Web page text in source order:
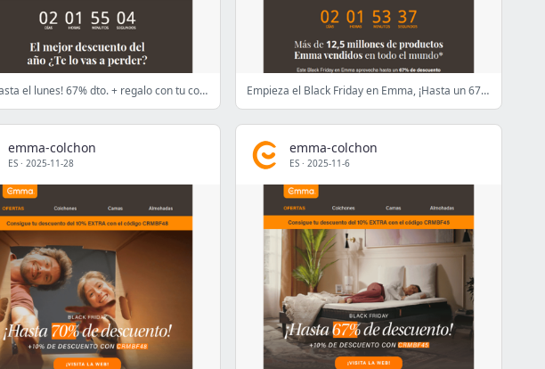
¡Solo hasta el lunes! 67% dto. + regalo con tu colchón Empieza el Black Friday en Emma, ¡Hasta un 67% de DTO!
emma-colchon
ES · 2025-11-28
emma-colchon
ES · 2025-11-6